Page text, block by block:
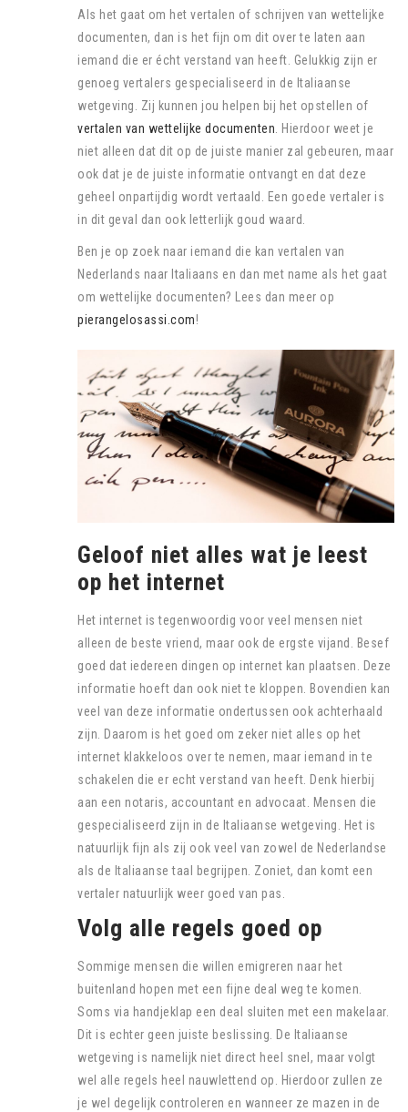
Als het gaat om het vertalen of schrijven van wettelijke
documenten, dan is het fijn om dit over te laten aan
iemand die er écht verstand van heeft. Gelukkig zijn er
genoeg vertalers gespecialiseerd in de Italiaanse
wetgeving. Zij kunnen jou helpen bij het opstellen of
vertalen van wettelijke documenten . Hierdoor weet je
niet alleen dat dit op de juiste manier zal gebeuren, maar
ook dat je de juiste informatie ontvangt en dat deze
geheel onpartijdig wordt vertaald. Een goede vertaler is
in dit geval dan ook letterlijk goud waard.
Ben je op zoek naar iemand die kan vertalen van
Nederlands naar Italiaans en dan met name als het gaat
om wettelijke documenten? Lees dan meer op
pierangelosassi.com!
Geloof niet alles wat je leest
op het internet
Het internet is tegenwoordig voor veel mensen niet
alleen de beste vriend, maar ook de ergste vijand. Besef
goed dat iedereen dingen op internet kan plaatsen. Deze
informatie hoeft dan ook niet te kloppen. Bovendien kan
veel van deze informatie ondertussen ook achterhaald
zijn. Daarom is het goed om zeker niet alles op het
internet klakkeloos over te nemen, maar iemand in te
schakelen die er echt verstand van heeft. Denk hierbij
aan een notaris, accountant en advocaat. Mensen die
gespecialiseerd zijn in de Italiaanse wetgeving. Het is
natuurlijk fijn als zij ook veel van zowel de Nederlandse
als de Italiaanse taal begrijpen. Zoniet, dan komt een
vertaler natuurlijk weer goed van pas.
Volg alle regels goed op
Sommige mensen die willen emigreren naar het
buitenland hopen met een fijne deal weg te komen.
Soms via handjeklap een deal sluiten met een makelaar.
Dit is echter geen juiste beslissing. De Italiaanse
wetgeving is namelijk niet direct heel snel, maar volgt
wel alle regels heel nauwlettend op. Hierdoor zullen ze
je wel degelijk controleren en wanneer ze mazen in de